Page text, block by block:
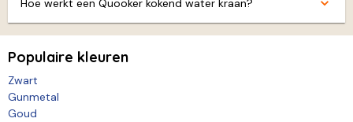
Hoe werkt een Quooker kokend water kraan?
Populaire kleuren
Zwart
Gunmetal
Goud